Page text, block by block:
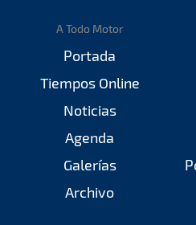
A Todo Motor
Portada
Tiempos Online
Noticias
Agenda
Galerías
Archivo